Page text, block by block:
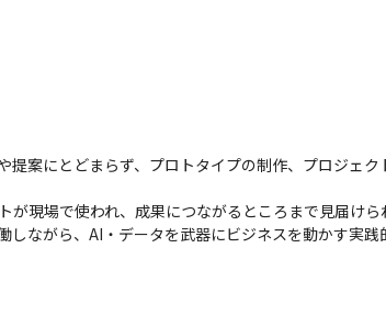
提案にとどまらず、プロトタイプの制作、プロジェ
現場で使われ、成果につながるところまで見届けら
しながら、AI・データを武器にビジネスを動かす実